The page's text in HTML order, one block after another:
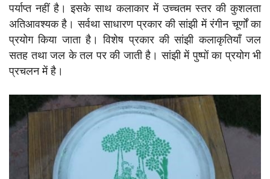
पर्याप्त नहीं है। इसके साथ कलाकार में उच्चतम स्तर की कुशलता
अतिआवश्यक है। सर्वथा साधारण प्रकार की सांझी में रंगीन चूर्णों का
प्रयोग किया जाता है। विशेष प्रकार की सांझी कलाकृतियाँ जल
सतह तथा जल के तल पर की जाती है। सांझी में पुष्पों का प्रयोग भी
प्रचलन में है।